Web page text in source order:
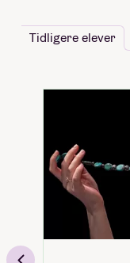
Tidligere elever